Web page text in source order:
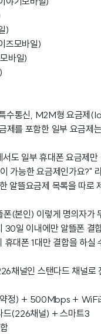
)
즈모바일)
바일)
수통신, M2M형 요금제
제를 포함한 일부 요금제
도 일부 휴대폰 요금제
가능한 요금제인가요?"
알뜰요금제 목록을 따로
(본인) 이렇게 명의자가
30일 이내에만 알뜰폰 결
휴대폰 1대만 결합을 하실
채널인 스탠다드 채널로
정) + 500Mbps + WiFi
(226채널) + 스마트3